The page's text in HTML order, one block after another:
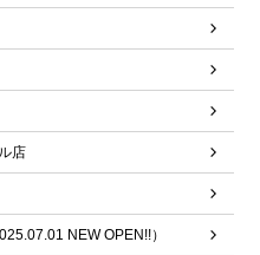
店
NEW OPEN!!）